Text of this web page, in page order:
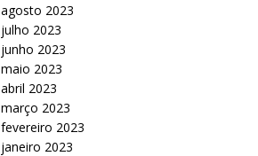
agosto 2023
julho 2023
junho 2023
maio 2023
abril 2023
março 2023
fevereiro 2023
janeiro 2023